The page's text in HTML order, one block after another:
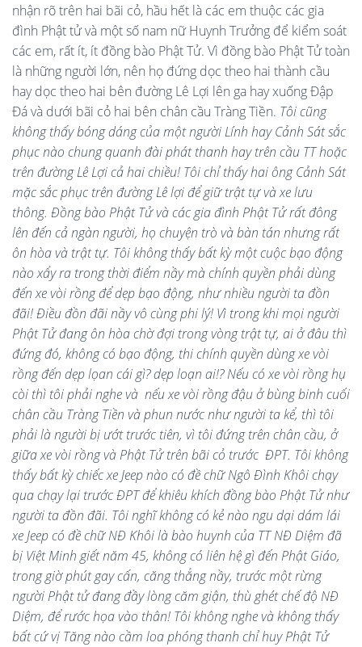
nhận rõ trên hai bãi cỏ, hầu hết là các em thuộc các gia
đình Phật tử và một số nam nữ Huynh Trưởng để kiểm soát
các em, rất ít, ít đồng bào Phật Tử. Vì đồng bào Phật Tử toàn
là những người lớn, nên họ đứng dọc theo hai thành cầu
hay dọc theo hai bên đường Lê Lợi lên ga hay xuống Đập
Đá và dưới bãi cỏ hai bên chân cầu Tràng Tiền. Tôi cũng
không thấy bóng dáng của một người Lính hay Cảnh Sát sắc
phục nào chung quanh đài phát thanh hay trên cầu TT hoặc
trên đường Lê Lợi cả hai chiều! Tôi chỉ thấy hai ông Cảnh Sát
mặc sắc phục trên đường Lê lợi để giữ trật tự và xe lưu
thông. Đồng bào Phật Tử và các gia đình Phật Tử rất đông
lên đến cả ngàn người, họ chuyện trò và bàn tán nhưng rất
ôn hòa và trật tự. Tôi không thấy bất kỳ một cuộc bạo động
nào xẩy ra trong thời điểm nầy mà chính quyền phải dùng
đến xe vòi rồng để dẹp bạo động, như nhiều người ta đồn
đãi! Điều đồn đãi nầy vô cùng phi lý! Vì trong khi mọi người
Phật Tử đang ôn hòa chờ đợi trong vòng trật tự, ai ở đâu thì
đứng đó, không có bạo động, thi chính quyền dùng xe vòi
rồng đến dẹp lọan cái gì? dẹp loạn ai!? Nếu có xe vòi rồng hụ
còi thì tôi phải nghe và nếu xe vòi rồng đậu ở bùng binh cuối
chân cầu Tràng Tiền và phun nước như người ta kể, thì tôi
phải là người bị ướt trước tiên, vì tôi đứng trên chân cầu, ở
giữa xe vòi rồng và Phật Tử trên bãi cỏ trước ĐPT. Tôi không
thấy bất kỳ chiếc xe Jeep nào có đề chữ Ngô Đình Khôi chạy
qua chạy lại trước ĐPT để khiêu khích đồng bào Phật Tử như
người ta đồn đãi. Tôi nghĩ không có kẻ nào ngu dại dám lái
xe Jeep có đề chữ NĐ Khôi là bào huynh của TT NĐ Diệm đã
bị Việt Minh giết năm 45, không có liên hệ gì đến Phật Giáo,
trong giờ phút gay cấn, căng thẳng nầy, trước một rừng
người Phật tử đang đầy lòng căm giận, thù ghét chế độ NĐ
Diệm, để rước họa vào thân! Tôi không nghe và không thấy
bất cứ vị Tăng nào cầm loa phóng thanh chỉ huy Phật Tử